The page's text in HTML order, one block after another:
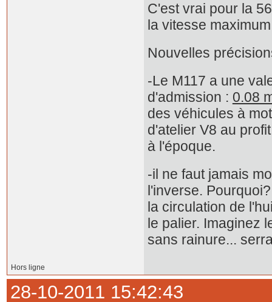
C'est vrai pour la
la vitesse
Nouvelles
-Le M117 a une
d'admission : 0.08
des véhicules à
d'atelier V8 au
à l'époque.
-il ne faut jamais
l'inverse.
la circulation de
le palier. Imaginez
sans rainure...
Hors ligne
28-10-2011 15:42:43